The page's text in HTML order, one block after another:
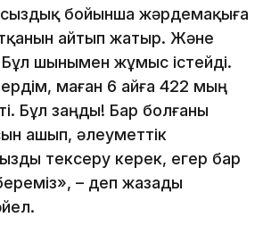
бойынша жәрдемақыға
айтып жатыр. Және
Бұл шынымен жұмыс істейді.
маған 6 айға 422 мың
Бұл заңды! Бар болғаны
ашып, әлеуметтік
тексеру керек, егер бар
– деп жазады